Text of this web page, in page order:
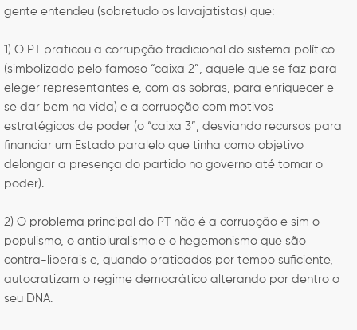
gente entendeu (sobretudo os lavajatistas) que:
1) O PT praticou a corrupção tradicional do sistema político
(simbolizado pelo famoso “caixa 2”, aquele que se faz para
eleger representantes e, com as sobras, para enriquecer e
se dar bem na vida) e a corrupção com motivos
estratégicos de poder (o “caixa 3”, desviando recursos para
financiar um Estado paralelo que tinha como objetivo
delongar a presença do partido no governo até tomar o
poder).
2) O problema principal do PT não é a corrupção e sim o
populismo, o antipluralismo e o hegemonismo que são
contra-liberais e, quando praticados por tempo suficiente,
autocratizam o regime democrático alterando por dentro o
seu DNA.